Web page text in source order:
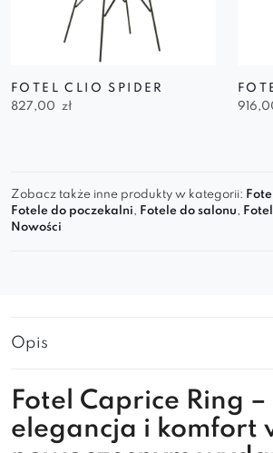
FOTEL CLIO SPIDER
827,00
zł
Zobacz także inne produkty w kategorii:
Fotele do poczekalni, Fotele do salonu,
Nowości
Opis
Fotel Caprice Ring –
elegancja i komfort